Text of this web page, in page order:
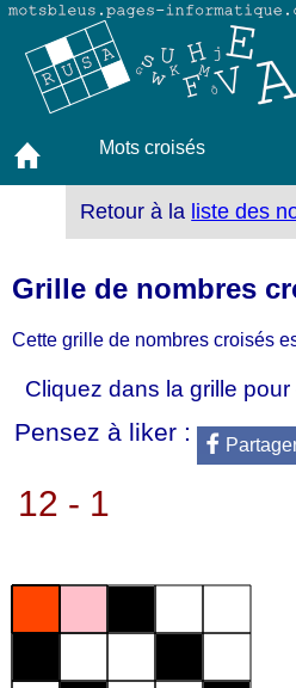
Mots croisés
Retour à la liste des
Grille de nombres
Cette grille de nombres croisés
Cliquez dans la grille
Pensez à liker :
12 - 1